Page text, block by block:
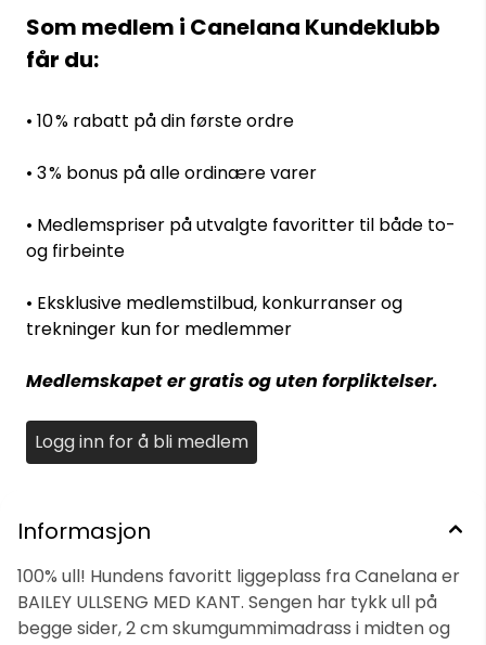
har en ytterkant slik at hunder lett forstår at her er
plassen min, og den gir en følelse av trygghet. Standard
farger er grå og muldvarp (brun-grå). Størrelser og mål:
Ytre mål: 100×120, 80×100, 70×90, 60x80, 50×70. Kanten
målene. Det er myke kanter, slik at sengen enkelt legges
størrelser: 50/70 passer til små hunder (og katter) 60/80
til litt større, men små hunder. 70/90 passer til middels
border collie. 80/100 passer til litt større hunder, som
store fuglehunder, labrador, golden 100/120 er for de
største hundene, men - hvis man har nok gulvplass og
schäfer, labrador, golden osv.
Som medlem i Canelana Kundeklubb
får du:
• 10 % rabatt på din første ordre
• 3 % bonus på alle ordinære varer
• Medlemspriser på utvalgte favoritter til både to-
og firbeinte
• Eksklusive medlemstilbud, konkurranser og
trekninger kun for medlemmer
Medlemskapet er gratis og uten forpliktelser.
Logg inn for å bli medlem
Informasjon
100% ull! Hundens favoritt liggeplass fra Canelana er
BAILEY ULLSENG MED KANT. Sengen har tykk ull på
begge sider, 2 cm skumgummimadrass i midten og